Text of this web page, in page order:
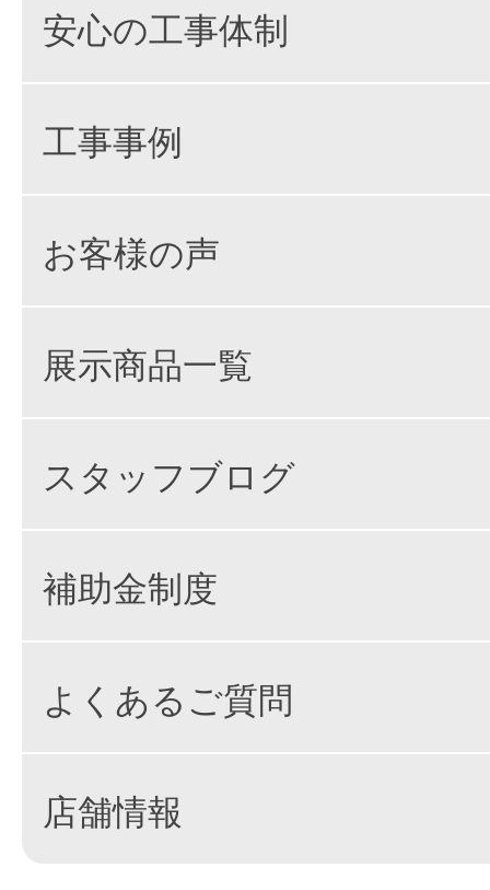
安心の工事体制
工事事例
お客様の声
展示商品一覧
スタッフブログ
補助金制度
よくあるご質問
店舗情報